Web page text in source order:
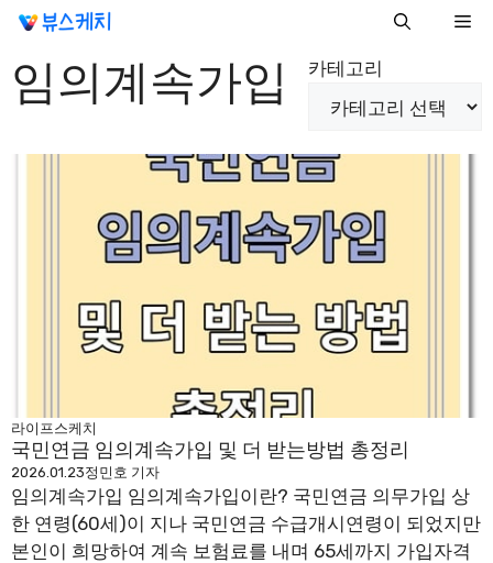
츠
너
임의계속가입 카테고리
라이프스케치
국민연금 임의계속가입 및 더 받는방법 총정리
2026.01.23정민호 기자
임의계속가입 임의계속가입이란? 국민연금 의무가입 상
한 연령(60세)이 지나 국민연금 수급개시연령이 되었지만
본인이 희망하여 계속 보험료를 내며 65세까지 가입자격